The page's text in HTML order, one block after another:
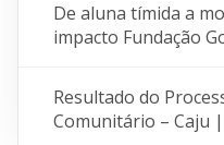
De aluna tímida a
impacto Fundação
Resultado do
Comunitário – Caju